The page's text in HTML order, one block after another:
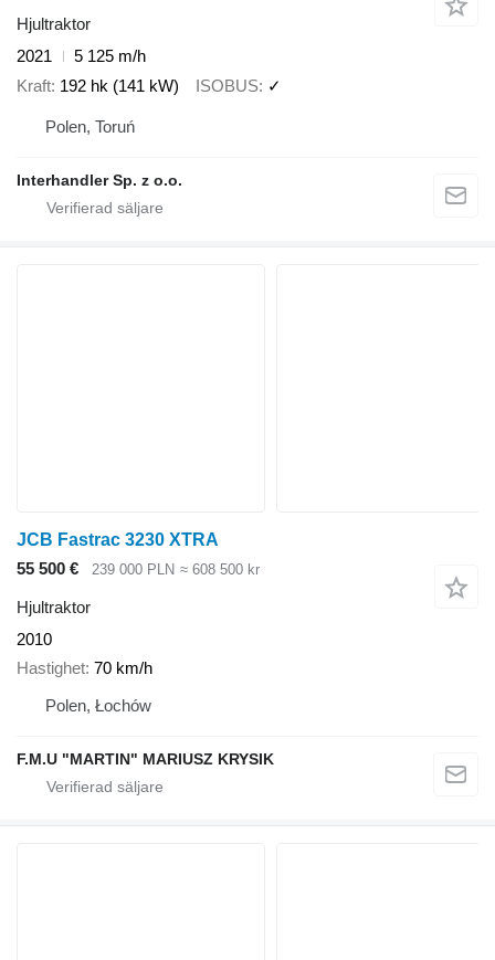
Hjultraktor
2021
5 125 m/h
Kraft 192 hk (141 kW) ISOBUS ✓
Polen, Toruń
Interhandler Sp. z o.o.
JCB Fastrac 3230 XTRA
55 500 €
239 000 PLN ≈ 608 500 kr
Hjultraktor
2010
Hastighet 70 km/h
Polen, Łochów
F.M.U "MARTIN" MARIUSZ KRYSIK